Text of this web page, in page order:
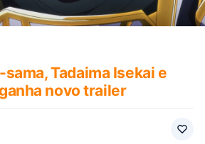
Tadaima Isekai e
novo trailer